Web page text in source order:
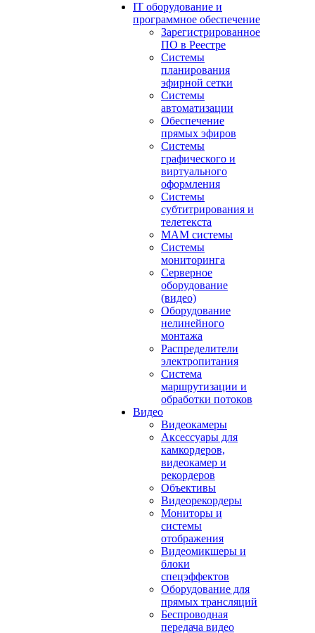
IT оборудование и
программное обеспечение
Зарегистрированное
ПО в Реестре
Системы
планирования
эфирной сетки
Системы
автоматизации
Обеспечение
прямых эфиров
Системы
графического и
виртуального
оформления
Системы
субтитрирования и
телетекста
MAM системы
Системы
мониторинга
Серверное
оборудование
(видео)
Оборудование
нелинейного
монтажа
Распределители
электропитания
Система
маршрутизации и
обработки потоков
Видео
Видеокамеры
Аксессуары для
камкордеров,
видеокамер и
рекордеров
Объективы
Видеорекордеры
Мониторы и
системы
отображения
Видеомикшеры и
блоки
спецэффектов
Оборудование для
прямых трансляций
Беспроводная
передача видео